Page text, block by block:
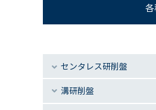
各
センタレス研削盤
溝研削盤